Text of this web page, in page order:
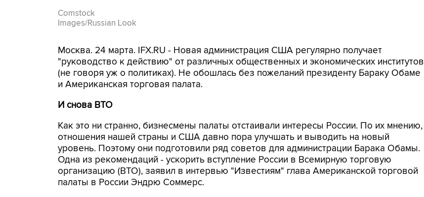
Comstock
Images/Russian Look
Москва. 24 марта. IFX.RU - Новая администрация США регулярно получает
"руководство к действию" от различных общественных и экономических институтов
(не говоря уж о политиках). Не обошлась без пожеланий президенту Бараку Обаме
и Американская торговая палата.
И снова ВТО
Как это ни странно, бизнесмены палаты отстаивали интересы России. По их мнению,
отношения нашей страны и США давно пора улучшать и выводить на новый
уровень. Поэтому они подготовили ряд советов для администрации Барака Обамы.
Одна из рекомендаций - ускорить вступление России в Всемирную торговую
организацию (ВТО), заявил в интервью "Известиям" глава Американской торговой
палаты в России Эндрю Соммерс.